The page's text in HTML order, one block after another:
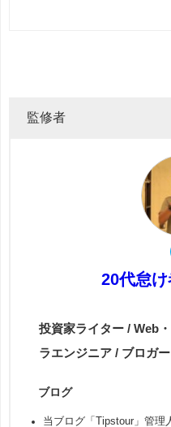
監修者
20代怠
投資家ライター / Web
ラエンジニア / ブロガー
ブログ
当ブログ「Tipstour」管理